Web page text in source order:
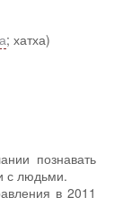
; хатха)
познавать
с людьми.
в 2011